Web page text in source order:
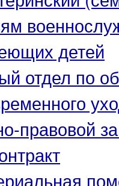
детей
отдел по
правовой